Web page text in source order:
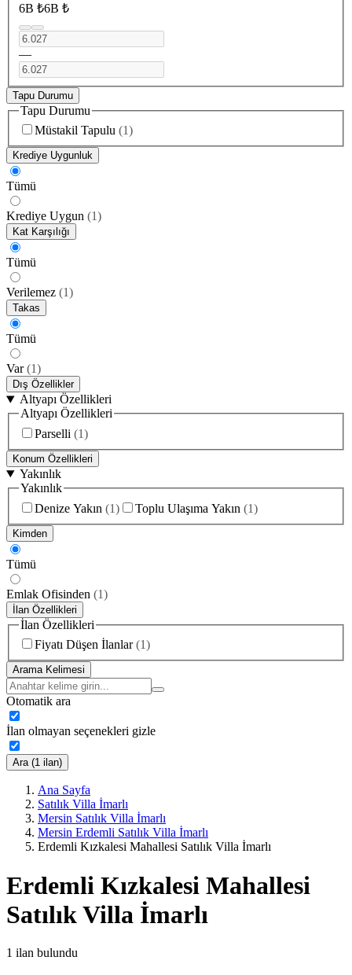
6B ₺6B ₺
—
Tapu Durumu
Tapu Durumu
Müstakil Tapulu (1)
Krediye Uygunluk
Tümü
Krediye Uygun (1)
Kat Karşılığı
Tümü
Verilemez (1)
Takas
Tümü
Var (1)
Dış Özellikler
Altyapı Özellikleri
Altyapı Özellikleri
Parselli (1)
Konum Özellikleri
Yakınlık
Yakınlık
Denize Yakın (1) Toplu Ulaşıma Yakın (1)
Kimden
Tümü
Emlak Ofisinden (1)
İlan Özellikleri
İlan Özellikleri
Fiyatı Düşen İlanlar (1)
Arama Kelimesi
Otomatik ara
İlan olmayan seçenekleri gizle
Ara (1 ilan)
Ana Sayfa
Satılık Villa İmarlı
Mersin Satılık Villa İmarlı
Mersin Erdemli Satılık Villa İmarlı
Erdemli Kızkalesi Mahallesi Satılık Villa İmarlı
Erdemli Kızkalesi Mahallesi
Satılık Villa İmarlı
1 ilan bulundu